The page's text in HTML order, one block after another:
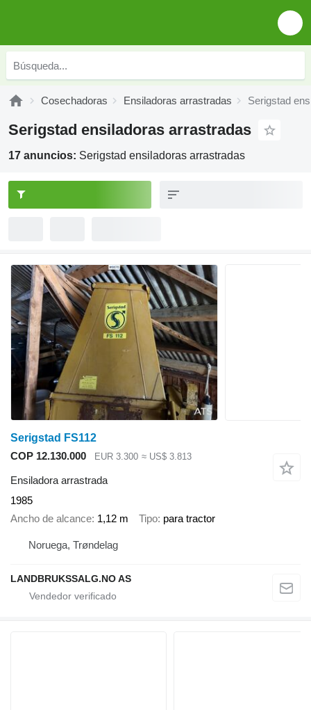
Cosechadoras Ensiladoras arrastradas Serigstad
Serigstad ensiladoras arrastradas
17 anuncios: Serigstad ensiladoras arrastradas
Serigstad FS112
COP 12.130.000
EUR 3.300 ≈ US$ 3.813
Ensiladora arrastrada
1985
Ancho de alcance 1,12 m Tipo para tractor
Noruega, Trøndelag
LANDBRUKSSALG.NO AS